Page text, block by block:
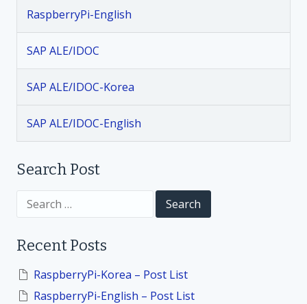
a
v
i
g
a
t
o
n
RaspberryPi-English
SAP ALE/IDOC
SAP ALE/IDOC-Korea
SAP ALE/IDOC-English
Search Post
c
o
Recent Posts
RaspberryPi-Korea – Post List
RaspberryPi-English – Post List